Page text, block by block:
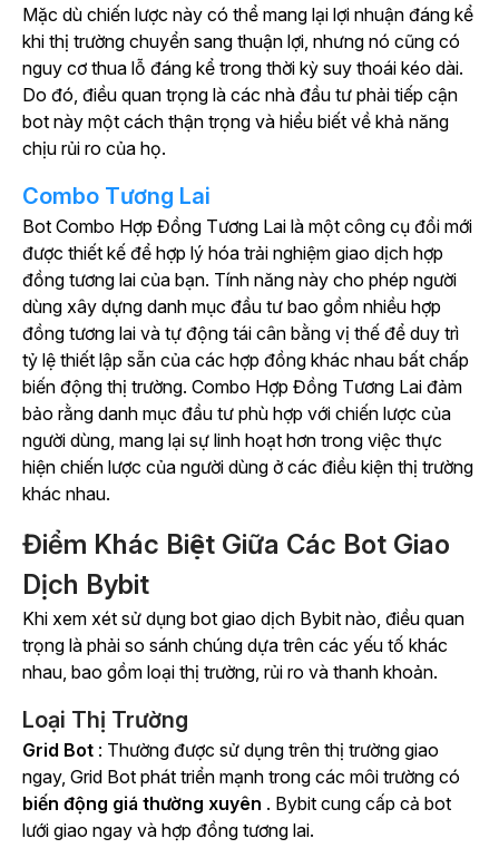
Mặc dù chiến lược này có thể mang lại lợi nhuận đáng kể
khi thị trường chuyển sang thuận lợi, nhưng nó cũng có
nguy cơ thua lỗ đáng kể trong thời kỳ suy thoái kéo dài.
Do đó, điều quan trọng là các nhà đầu tư phải tiếp cận
bot này một cách thận trọng và hiểu biết về khả năng
chịu rủi ro của họ.
Combo Tương Lai
Bot Combo Hợp Đồng Tương Lai là một công cụ đổi mới
được thiết kế để hợp lý hóa trải nghiệm giao dịch hợp
đồng tương lai của bạn. Tính năng này cho phép người
dùng xây dựng danh mục đầu tư bao gồm nhiều hợp
đồng tương lai và tự động tái cân bằng vị thế để duy trì
tỷ lệ thiết lập sẵn của các hợp đồng khác nhau bất chấp
biến động thị trường. Combo Hợp Đồng Tương Lai đảm
bảo rằng danh mục đầu tư phù hợp với chiến lược của
người dùng, mang lại sự linh hoạt hơn trong việc thực
hiện chiến lược của người dùng ở các điều kiện thị trường
khác nhau.
Điểm Khác Biệt Giữa Các Bot Giao
Dịch Bybit
Khi xem xét sử dụng bot giao dịch Bybit nào, điều quan
trọng là phải so sánh chúng dựa trên các yếu tố khác
nhau, bao gồm loại thị trường, rủi ro và thanh khoản.
Loại Thị Trường
Grid Bot : Thường được sử dụng trên thị trường giao
ngay, Grid Bot phát triển mạnh trong các môi trường có
biến động giá thường xuyên . Bybit cung cấp cả bot
lưới giao ngay và hợp đồng tương lai.